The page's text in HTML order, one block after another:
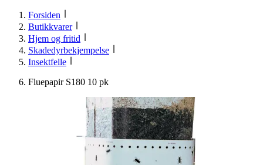
Forsiden
Butikkvarer
Hjem og fritid
Skadedyrbekjempelse
Insektfelle
Fluepapir S180 10 pk